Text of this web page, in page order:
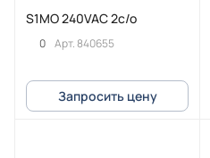
S1MO 240VAC 2c/o
0 Арт.840655
Запросить цену